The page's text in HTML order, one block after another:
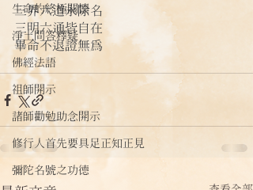
生命的終極關懷
淨土問答釋疑
佛經法語
祖師開示
諸師勸勉助念開示
修行人首先要具足正知正見
彌陀名號之功德
三界六道永除名
三明六通皆自在
畢命不退證無為